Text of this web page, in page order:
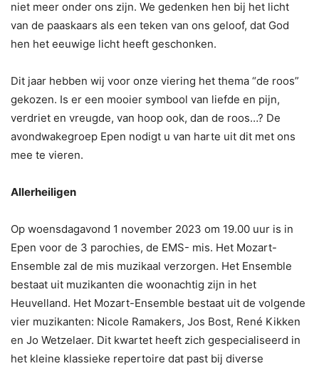
niet meer onder ons zijn. We gedenken hen bij het licht
van de paaskaars als een teken van ons geloof, dat God
hen het eeuwige licht heeft geschonken.
Dit jaar hebben wij voor onze viering het thema “de roos”
gekozen. Is er een mooier symbool van liefde en pijn,
verdriet en vreugde, van hoop ook, dan de roos…? De
avondwakegroep Epen nodigt u van harte uit dit met ons
mee te vieren.
Allerheiligen
Op woensdagavond 1 november 2023 om 19.00 uur is in
Epen voor de 3 parochies, de EMS- mis. Het Mozart-
Ensemble zal de mis muzikaal verzorgen. Het Ensemble
bestaat uit muzikanten die woonachtig zijn in het
Heuvelland. Het Mozart-Ensemble bestaat uit de volgende
vier muzikanten: Nicole Ramakers, Jos Bost, René Kikken
en Jo Wetzelaer. Dit kwartet heeft zich gespecialiseerd in
het kleine klassieke repertoire dat past bij diverse